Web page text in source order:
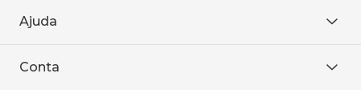
Baixe o APP
WhatsApp
Ajuda
Política de entrega
Conta